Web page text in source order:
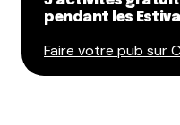
pendant les
Faire votre pub sur